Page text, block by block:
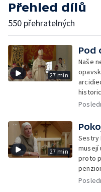
Přehled dílů
550 přehratelných
27 min
Pod
Naše
27 min
Sestry
musejí
proto
Strání